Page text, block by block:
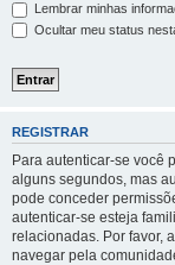
Lembrar minhas
Ocultar meu status
REGISTRAR
Para autenticar-se você
alguns segundos, mas
pode conceder
autenticar-se esteja
relacionadas. Por favor,
navegar pela